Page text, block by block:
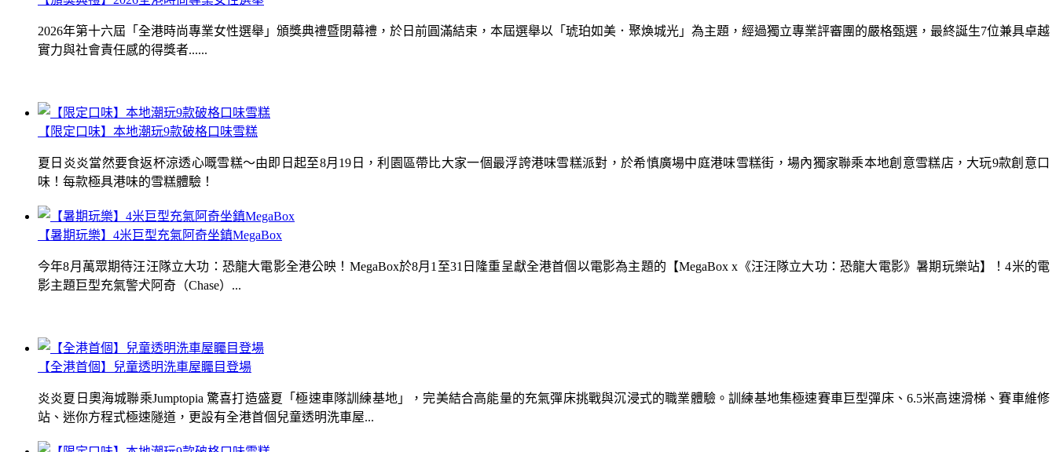
【限定口味】本地潮玩9款破格口味雪糕
夏日炎炎當然要食返杯涼透心嘅雪糕～由即日起至8月19日，利園區帶比大家一個最浮誇港味雪糕派對，於希慎廣場中庭港味雪糕街，場內獨家聯乘本地創意雪糕店，大玩9款創意口
味！每款極具港味的雪糕體驗！
【全港首個】兒童透明洗車屋矚目登場
炎炎夏日奧海城聯乘Jumptopia 驚喜打造盛夏「極速車隊訓練基地」，完美結合高能量的充氣彈床挑戰與沉浸式的職業體驗。訓練基地集極速賽車巨型彈床、6.5米高速滑梯、賽車維修
站、迷你方程式極速隧道，更設有全港首個兒童透明洗車屋...
2026年第十六屆「全港時尚專業女性選舉」頒獎典禮暨閉幕禮，於日前圓滿結束，本屆選舉以「琥珀如美．聚煥城光」為主題，經過獨立專業評審團的嚴格甄選，最終誕生7位兼具卓越
實力與社會責任感的得獎者......
【暑期玩樂】4米巨型充氣阿奇坐鎮MegaBox
今年8月萬眾期待汪汪隊立大功：恐龍大電影全港公映！MegaBox於8月1至31日隆重呈獻全港首個以電影為主題的【MegaBox x《汪汪隊立大功：恐龍大電影》暑期玩樂站】！4米的電
影主題巨型充氣警犬阿奇（Chase）...